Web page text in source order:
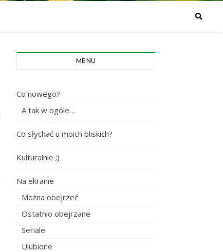
MENU
Co nowego?
A tak w ogóle…
Co słychać u moich bliskich?
Kulturalnie ;)
Na ekranie
Można obejrzeć
Ostatnio obejrzane
Seriale
Ulubione